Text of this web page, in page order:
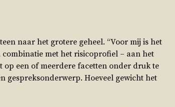
naar het grotere geheel. “Voor mij is het
met het risicoprofiel – aan het
een of meerdere facetten onder druk te
gespreksonderwerp. Hoeveel gewicht het